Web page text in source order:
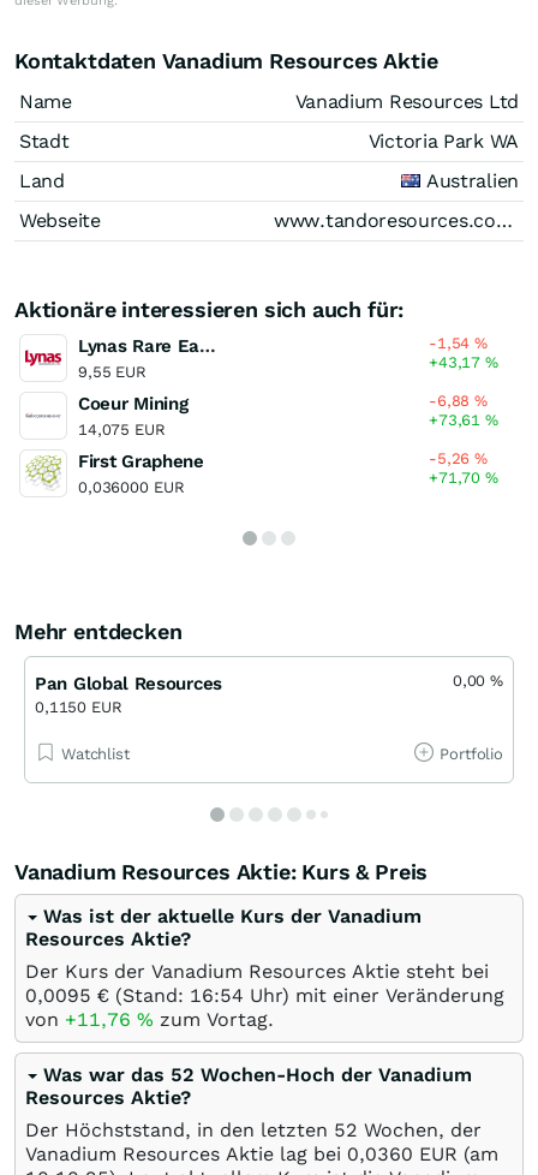
Kontaktdaten Vanadium Resources Aktie
Name
Vanadium Resources Ltd
Stadt
Victoria Park WA
Land
Australien
Webseite
www.tandoresources.com.au
Aktionäre interessieren sich auch für:
Lynas Rare Earths
9,55 EUR
-1,54%
+43,17%
Coeur Mining
14,075 EUR
-6,88%
+73,61%
First Graphene
0,036000 EUR
-5,26%
+71,70%
Mehr entdecken
Pan Global Resources
0,1150 EUR
0,00%
Watchlist Portfolio
Vanadium Resources Aktie: Kurs & Preis
Was ist der aktuelle Kurs der Vanadium
Resources Aktie?
Der Kurs der Vanadium Resources Aktie steht bei
0,0095 € (Stand: 16:54 Uhr) mit einer Veränderung
von +11,76 % zum Vortag.
Was war das 52 Wochen-Hoch der Vanadium
Resources Aktie?
Der Höchststand, in den letzten 52 Wochen, der
Vanadium Resources Aktie lag bei 0,0360 EUR (am